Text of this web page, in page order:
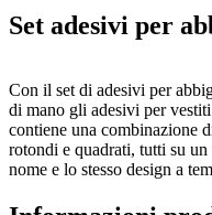
Set adesivi per
Con il set di adesivi per
di mano gli adesivi per
contiene una combinazione
rotondi e quadrati, tutti su
nome e lo stesso design a
Il nostro set di adesivi per